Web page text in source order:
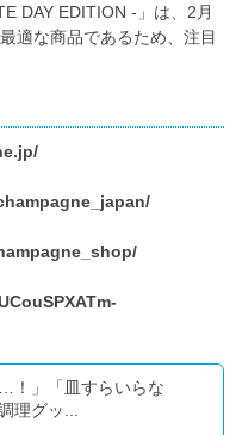
DAY EDITION -」は、2月
適な商品であるため、注目
！」「皿すらいらな
理グッ...